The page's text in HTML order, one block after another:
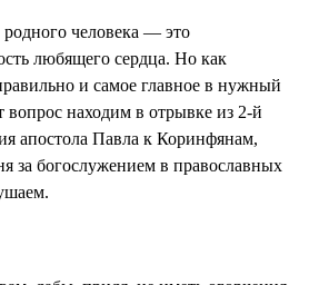
человека — это
любящего сердца. Но как
и самое главное в нужный
вопрос находим в отрывке из 2-й
апостола Павла к Коринфянам,
за богослужением в православных